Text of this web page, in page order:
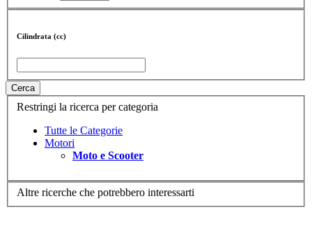
Cilindrata (cc)
Cerca
Restringi la ricerca per categoria
Tutte le Categorie
Motori
Moto e Scooter
Altre ricerche che potrebbero interessarti